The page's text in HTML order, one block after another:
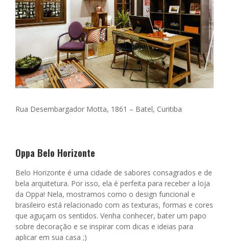
Rua Desembargador Motta, 1861 – Batel, Curitiba
Oppa Belo Horizonte
Belo Horizonte é uma cidade de sabores consagrados e de
bela arquitetura. Por isso, ela é perfeita para receber a loja
da Oppa! Nela, mostramos como o design funcional e
brasileiro está relacionado com as texturas, formas e cores
que aguçam os sentidos. Venha conhecer, bater um papo
sobre decoração e se inspirar com dicas e ideias para
aplicar em sua casa ;)